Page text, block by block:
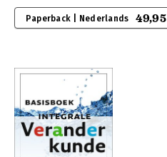
Paperback | Nederlands 49,95